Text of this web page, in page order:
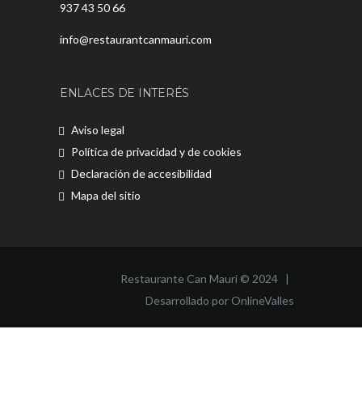
937 43 50 66
info@restaurantcanmauri.com
ENLACES DE INTERÉS
Aviso legal
Política de privacidad y de cookies
Declaración de accesibilidad
Mapa del sitio
Restaurante Can Mauri © 2024 |
Desarrollado por OnlineValles